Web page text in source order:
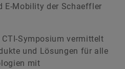
E-Mobility der Schaeffler
Symposium vermittelt
und Lösungen für alle
mit